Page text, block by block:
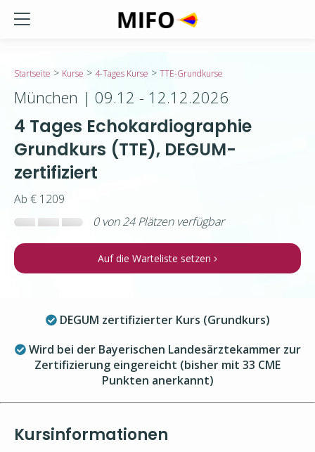
Startseite > Kurse > 4-Tages Kurse > TTE-Grundkurse
München | 09.12 - 12.12.2026
4 Tages Echokardiographie
Grundkurs (TTE), DEGUM-
zertifiziert
Ab € 1209
0von24Plätzen verfügbar
Auf die Warteliste setzen
DEGUM zertifizierter Kurs (Grundkurs)
Wird bei der Bayerischen Landesärztekammer zur
Zertifizierung eingereicht (bisher mit 33 CME
Punkten anerkannt)
Kursinformationen